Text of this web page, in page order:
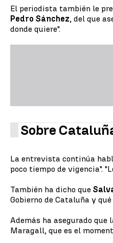
El periodista también le
Pedro Sánchez, del que
donde quiere".
Sobre
La entrevista continúa
poco tiempo de vigencia".
También ha dicho que
Gobierno de Cataluña y
Además ha asegurado que
Maragall, que es el